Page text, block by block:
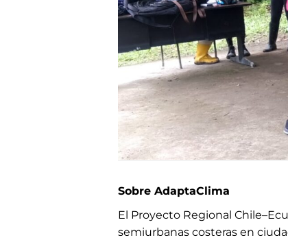
Sobre AdaptaClima
El Proyecto Regional
semiurbanas costeras en